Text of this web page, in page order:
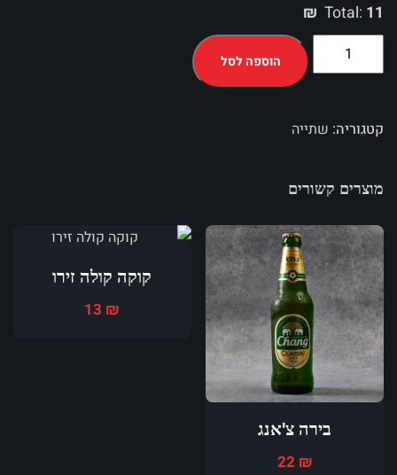
Total: 11 ₪
הוספה לסל
קטגוריה: שתייה
מוצרים קשורים
בירה צ'אנג
22 ₪
קוקה קולה זירו
13 ₪